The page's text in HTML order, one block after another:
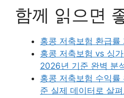
함께 읽으면
홍콩 저축보험 환급률
홍콩 저축보험 vs 싱
2026년 기준 완벽 분
홍콩 저축보험 수익
준 실제 데이터로 살